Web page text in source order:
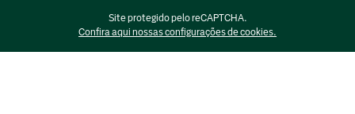
Site protegido pelo reCAPTCHA.
Confira aqui nossas configurações de cookies.